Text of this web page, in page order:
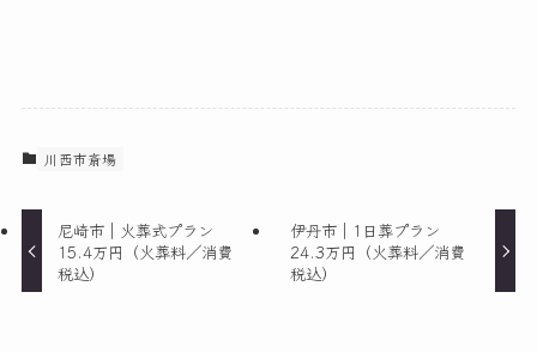
川西市斎場
尼崎市｜火葬式プラン
15.4万円（火葬料／消費
税込）
伊丹市｜1日葬プラン
24.3万円（火葬料／消費
税込）